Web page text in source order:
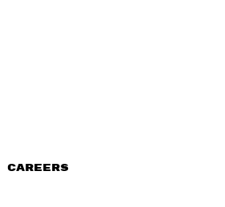
CAREERS